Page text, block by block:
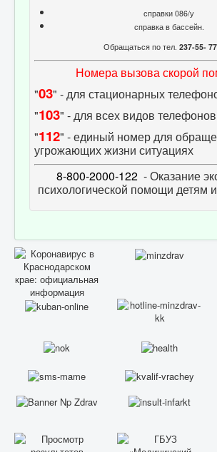
справки 086/у
справка в бассейн.
Обращаться по тел. 237-55- 77
Номера вызова скорой
"03" - для стационарных
"103" - для всех видов
"112" - единый номер для
угрожающих жизни ситуациях
8-800-2000-122 - Оказание
психологической помощи детям